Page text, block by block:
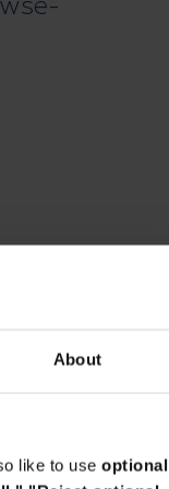
About
like to use optional